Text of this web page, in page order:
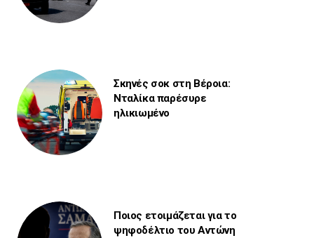
Σκηνές σοκ στη Βέροια:
Νταλίκα παρέσυρε
ηλικιωμένο
Ποιος ετοιμάζεται για το
ψηφοδέλτιο του Αντώνη